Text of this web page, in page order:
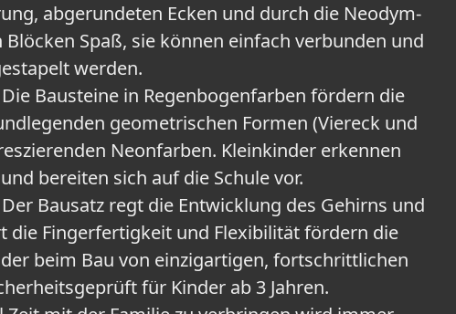
abgerundeten Ecken und durch die Neodym-
Spaß, sie können einfach verbunden und
werden.
Bausteine in Regenbogenfarben fördern die
geometrischen Formen (Viereck und
Neonfarben. Kleinkinder erkennen
bereiten sich auf die Schule vor.
Bausatz regt die Entwicklung des Gehirns und
die Fingerfertigkeit und Flexibilität fördern die
beim Bau von einzigartigen, fortschrittlichen
für Kinder ab 3 Jahren.